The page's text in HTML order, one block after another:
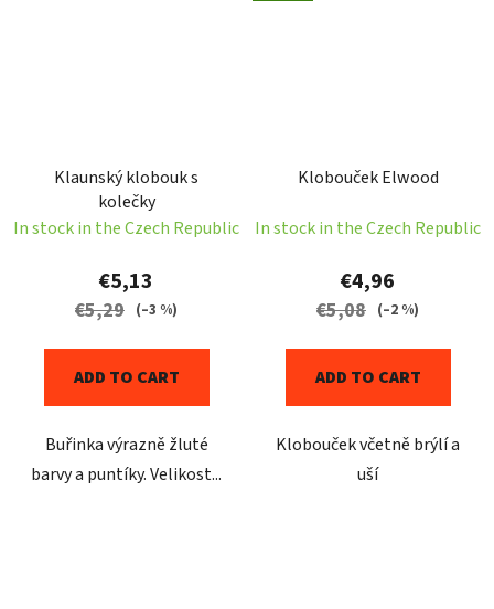
Klaunský klobouk s
kolečky
In stock in the Czech Republic
€5,13
€5,29 (–3 %)
ADD TO CART
Buřinka výrazně žluté
barvy a puntíky. Velikost...
Klobouček Elwood
In stock in the Czech Republic
€4,96
€5,08 (–2 %)
ADD TO CART
Klobouček včetně brýlí a
uší